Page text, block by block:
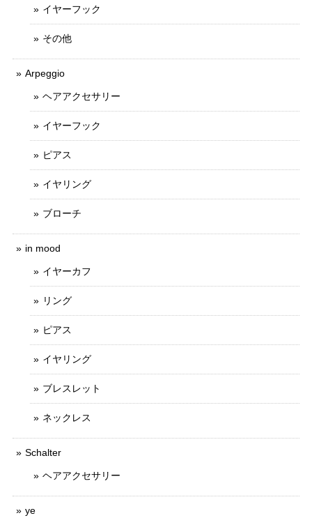
イヤーフック
その他
Arpeggio
ヘアアクセサリー
イヤーフック
ピアス
イヤリング
ブローチ
in mood
イヤーカフ
リング
ピアス
イヤリング
ブレスレット
ネックレス
Schalter
ヘアアクセサリー
ye